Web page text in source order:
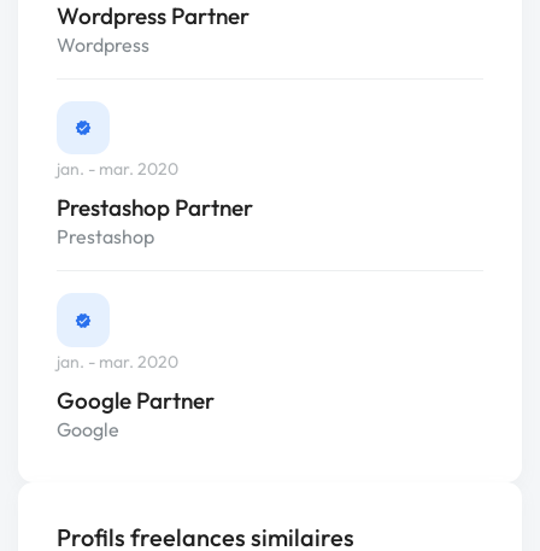
Wordpress Partner
Wordpress
jan. - mar. 2020
Prestashop Partner
Prestashop
jan. - mar. 2020
Google Partner
Google
Profils freelances similaires